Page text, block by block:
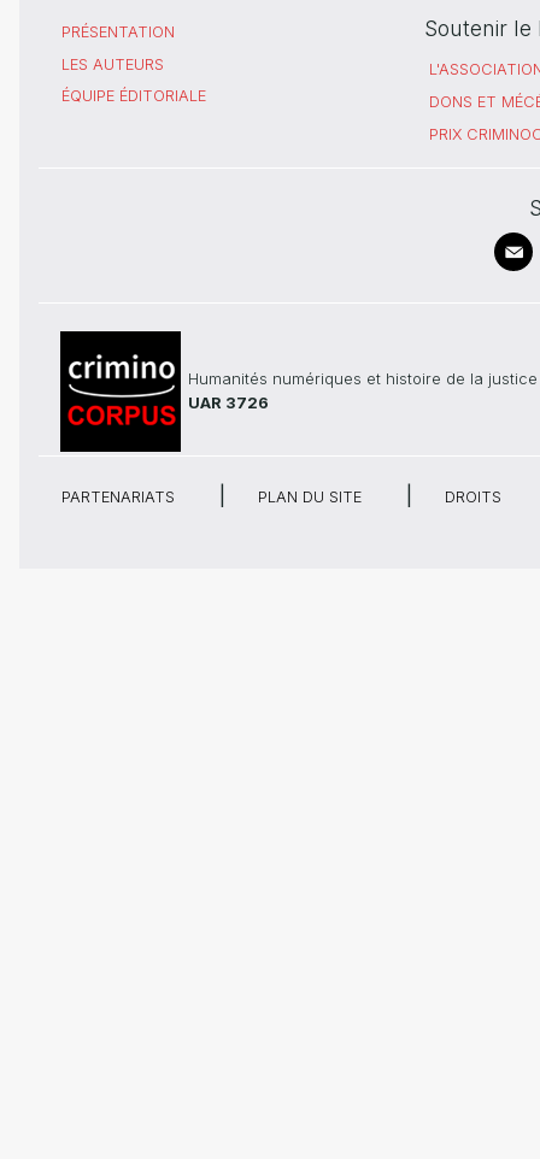
PRÉSENTATION
LES AUTEURS
ÉQUIPE ÉDITORIALE
Soutenir le
DONS ET
PRIX
Humanités numériques et histoire de la justice
UAR 3726
PARTENARIATS PLAN DU SITE DROITS